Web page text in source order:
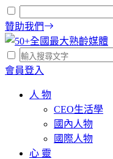
贊助我們
會員登入
人 物
CEO生活學
國內人物
國際人物
心 靈